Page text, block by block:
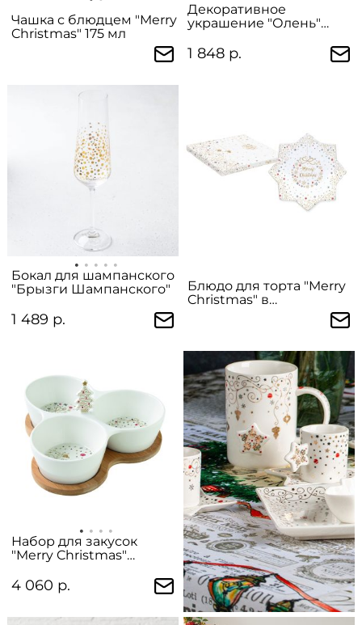
Чашка с блюдцем "Merry
Christmas" 175 мл
Декоративное
украшение "Олень"
1 848 р.
Бокал для шампанского
"Брызги Шампанского"
1 489 р.
Блюдо для торта "Merry
Christmas" в
подарочной упаковке
Набор для закусок
"Merry Christmas"
подарочной упаковке
4 060 р.